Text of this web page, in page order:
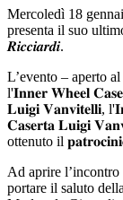
Mercoledì 18
presenta il suo
𝑹𝒊𝒄𝒄𝒊𝒂𝒓𝒅𝒊.
L’evento – aperto
l'𝐈𝐧𝐧𝐞𝐫 𝐖𝐡𝐞𝐞𝐥
𝐋𝐮𝐢𝐠𝐢 𝐕𝐚𝐧𝐯𝐢𝐭𝐞𝐥𝐥𝐢,
𝐂𝐚𝐬𝐞𝐫𝐭𝐚 𝐋𝐮𝐢𝐠𝐢
ottenuto il
Ad aprire
portare il saluto